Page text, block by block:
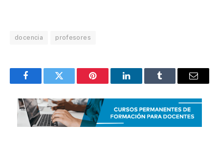
docencia profesores
FacebookTwitter Pinterest LinkedInTumblr Email